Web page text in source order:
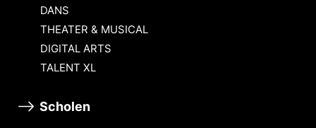
DANS
THEATER & MUSICAL
DIGITAL ARTS
TALENT XL
Scholen